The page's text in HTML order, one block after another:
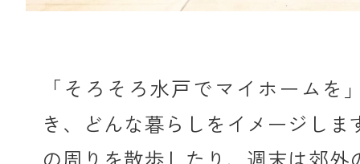
「そろそろ水戸でマイホームを
き、どんな暮らしをイメージしま